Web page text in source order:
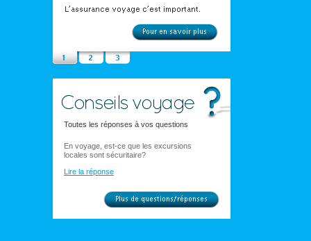
Toutes les réponses à vos questions
En voyage, est-ce que les excursions
locales sont sécuritaire?
Lire la réponse